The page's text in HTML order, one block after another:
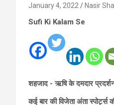
January 4, 2022 Nasir
Sufi Ki Kalam Se
शहजाद - ऋषि के दमदार
कई बार की विजेता अंता स्पोर्ट्स